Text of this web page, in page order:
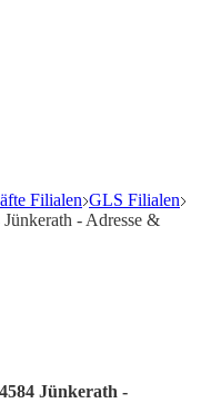
Filialen GLS Filialen
- Adresse &
Jünkerath -